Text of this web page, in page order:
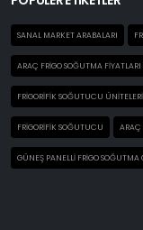
SANAL MARKET ARABALARI
ARAÇ FRIGO SOĞUTMA FIYATLARI
FRIGORIFIK SOĞUTUCU ÜNITELERI
FRIGORIFIK SOĞUTUCU ARAÇ
GÜNEŞ PANELLI FRIGO